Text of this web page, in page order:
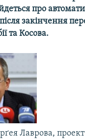
про
закінчення
та Косова.
Лаврова, проект